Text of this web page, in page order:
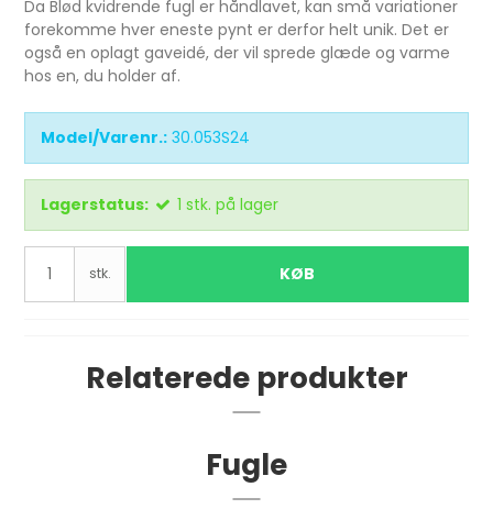
Da Blød kvidrende fugl er håndlavet, kan små variationer
forekomme hver eneste pynt er derfor helt unik. Det er
også en oplagt gaveidé, der vil sprede glæde og varme
hos en, du holder af.
Model/Varenr.: 30.053S24
Lagerstatus: 1 stk. på lager
stk. KØB
Relaterede produkter
Fugle